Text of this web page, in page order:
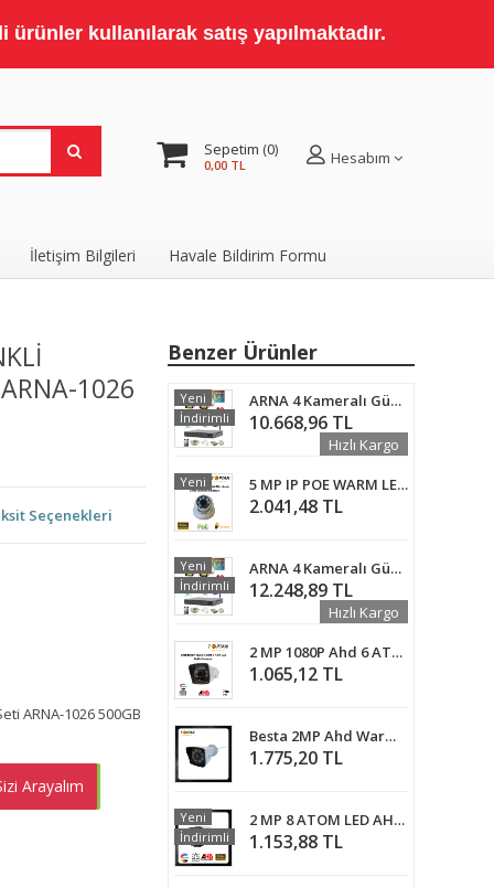
kullanılarak satış yapılmaktadır.
Sepetim 0
0,00 TL Hesabım
İletişim Bilgileri Havale Bildirim Formu
1026
Seçenekleri
ARNA-1026 500GB
AL
Arayalım
Benzer Ürünler
ARNA 4 Kameralı Güvenlik Seti 500 GB HDD- 5MP Sony Lensli Full Hd Gece Renkli Görüşlü Güvenlik Kamerası Sistemi - Cepten Izle
10.668,96 TL
Yeni
İndirimli
Hızlı Kargo
5 MP IP POE WARM LED Dahili Mikrofonlu Dome Güvenlik Kamerası KD-5250W
2.041,48 TL
Yeni
ARNA 4 Kameralı Güvenlik Seti 1 TB HDD- 5MP Sony Lensli Full Hd Gece Renkli Görüşlü Güvenlik Kamerası Sistemi - Cepten Izle
12.248,89 TL
Yeni
İndirimli
Hızlı Kargo
2 MP 1080P Ahd 6 ATOM WARM Led Bullet Kamera ARNA-2016
1.065,12 TL
Besta 2MP Ahd Warm Led Full HD 1080P Bullet Güvenlik Kamerası KD-9139
1.775,20 TL
2 MP 8 ATOM LED AHD WARM LED DIŞ MEKAN GÜVENLİK KAMERASI - 2015
1.153,88 TL
Yeni
İndirimli